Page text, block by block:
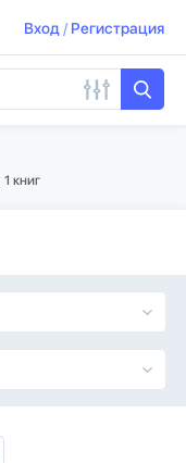
Вход/ Регистрация
1 книг